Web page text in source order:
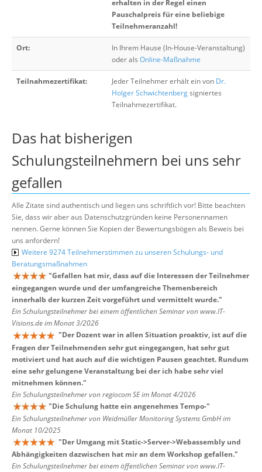
erhalten in der Regel einen
Pauschalpreis für eine beliebige
Teilnehmeranzahl!
Ort:
In Ihrem Hause (In-House-Veranstaltung)
oder als Online-Maßnahme
Teilnahmezertifikat: Jeder Teilnehmer erhält ein von Dr.
Holger Schwichtenbergsigniertes
Teilnahmezertifikat.
Das hat bisherigen
Schulungsteilnehmern bei uns sehr
gefallen
Alle Zitate sind authentisch und liegen uns schriftlich vor! Bitte beachten
Sie, dass wir aber aus Datenschutzgründen keine Personennamen
nennen. Gerne können Sie Kopien der Bewertungsbögen als Beweis bei
uns anfordern!
Weitere 9274 Teilnehmerstimmen zu unseren Schulungs- und
Beratungsmaßnahmen
"Gefallen hat mir, dass auf die Interessen der Teilnehmer
eingegangen wurde und der umfangreiche Themenbereich
innerhalb der kurzen Zeit vorgeführt und vermittelt wurde."
Ein Schulungsteilnehmer bei einem öffentlichen Seminar von www.IT-
Visions.de im Monat 3/2026
"Der Dozent war in allen Situation proaktiv, ist auf die
Fragen der Teilnehmenden sehr gut eingegangen, hat sehr gut
motiviert und hat auch auf die wichtigen Pausen geachtet. Rundum
eine sehr gelungene Veranstaltung bei der ich habe sehr viel
mitnehmen können."
Ein Schulungsteilnehmer von regiocom SE im Monat 4/2026
"Die Schulung hatte ein angenehmes Tempo-"
Ein Schulungsteilnehmer von Weidmüller Monitoring Systems GmbH im
Monat 10/2025
"Der Umgang mit Static->Server->Webassembly und
Abhängigkeiten dazwischen hat mir an dem Workshop gefallen."
Ein Schulungsteilnehmer bei einem öffentlichen Seminar von www.IT-